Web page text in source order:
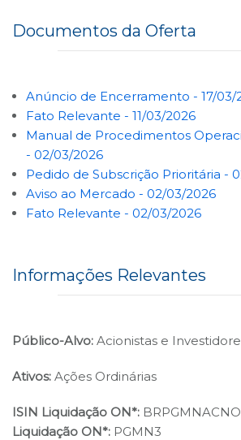
Documentos da Oferta
Anúncio de Encerramento - 17/03/
Fato Relevante - 11/03/2026
Manual de Procedimentos
- 02/03/2026
Pedido de Subscrição Prioritária -
Aviso ao Mercado - 02/03/2026
Fato Relevante - 02/03/2026
Informações Relevantes
Público-Alvo: Acionistas e
Ativos: Ações Ordinárias
ISIN Liquidação ON*:
Liquidação ON*: PGMN3